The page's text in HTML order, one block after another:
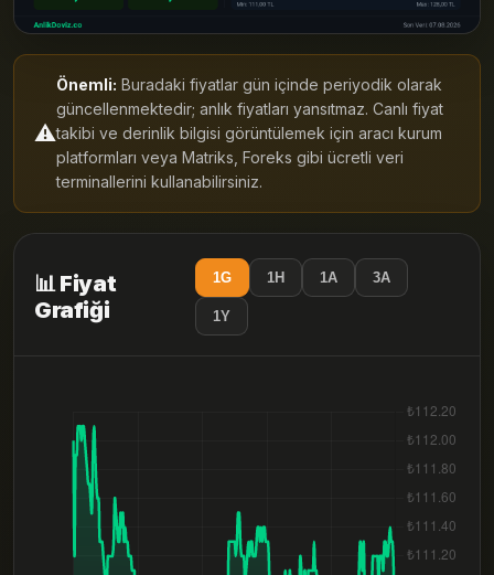
⚠️
Önemli: Buradaki fiyatlar gün içinde periyodik olarak
güncellenmektedir; anlık fiyatları yansıtmaz. Canlı fiyat
takibi ve derinlik bilgisi görüntülemek için aracı kurum
platformları veya Matriks, Foreks gibi ücretli veri
terminallerini kullanabilirsiniz.
📊 Fiyat
Grafiği
1G 1H 1A 3A
1Y